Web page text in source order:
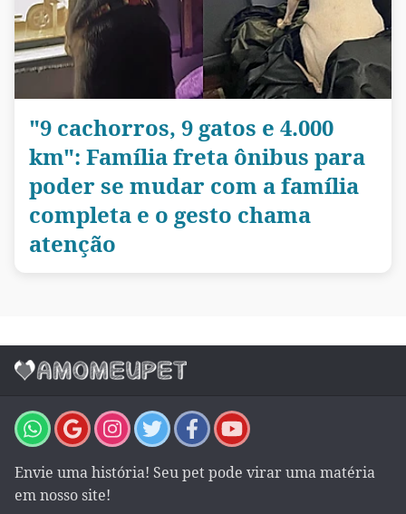
"9 cachorros, 9 gatos e 4.000
km": Família freta ônibus para
poder se mudar com a família
completa e o gesto chama
atenção
Envie uma história! Seu pet pode virar uma matéria
em nosso site!